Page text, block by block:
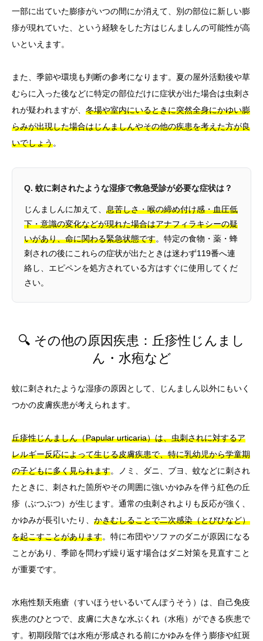
一部に出ていた膨疹がいつの間にか消えて、別の部位に新しい膨
疹が現れていた、という経験をした方はじんましんの可能性が高
いといえます。
また、季節や環境も判断の参考になります。夏の屋外活動後や草
むらに入った後などに特定の部位だけに症状が出た場合は虫刺さ
れが疑われますが、 冬場や室内にいるときに突然全身にかゆい膨
らみが出現した場合はじんましんやその他の疾患を考えた方が良
いでしょう。
Q. 蚊に刺されたような湿疹で救急受診が必要な症状は？
じんましんに加えて、 息苦しさ・喉の締め付け感・血圧低
下・意識の変化などが現れた場合はアナフィラキシーの疑
いがあり、命に関わる緊急状態です。特定の食物・薬・蜂
刺されの後にこれらの症状が出たときは迷わず119番へ連
絡し、エピペンを処方されている方はすぐに使用してくだ
さい。
🔍 その他の原因疾患：丘疹性じんまし
ん・水疱など
蚊に刺されたような湿疹の原因として、じんましん以外にもいく
つかの皮膚疾患が考えられます。
丘疹性じんましん（Papular urticaria）は、虫刺されに対するア
レルギー反応によって生じる皮膚疾患で、特に乳幼児から学童期
の子どもに多く見られます。ノミ、ダニ、ブヨ、蚊などに刺され
たときに、刺された箇所やその周囲に強いかゆみを伴う紅色の丘
疹（ぶつぶつ）が生じます。通常の虫刺されよりも反応が強く、
かゆみが長引いたり、 かきむしることで二次感染（とびひなど）
を起こすことがあります。特に布団やソファのダニが原因になる
ことがあり、季節を問わず繰り返す場合はダニ対策を見直すこと
が重要です。
水疱性類天疱瘡（すいほうせいるいてんぽうそう）は、自己免疫
疾患のひとつで、皮膚に大きな水ぶくれ（水疱）ができる疾患で
す。初期段階では水疱が形成される前にかゆみを伴う膨疹や紅斑